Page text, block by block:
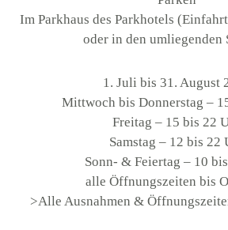
Im Parkhaus des Parkhotels
oder in den umliegenden
1. Juli bis 31. August
Mittwoch bis Donnerstag –
Freitag – 15 bis 22
Samstag – 12 bis 22
Sonn- & Feiertag – 10
alle Öffnungszeiten bis
>Alle Ausnahmen &